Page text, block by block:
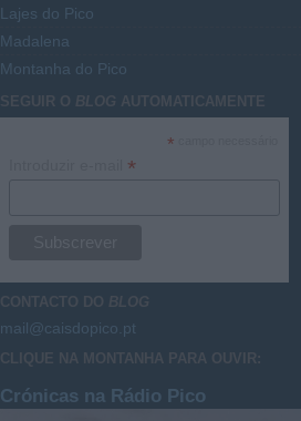
Lajes do Pico
Madalena
Montanha do Pico
SEGUIR O BLOG AUTOMATICAMENTE
*
*
CONTACTO DO BLOG
mail@caisdopico.pt
CLIQUE NA MONTANHA PARA OUVIR:
Crónicas na Rádio Pico